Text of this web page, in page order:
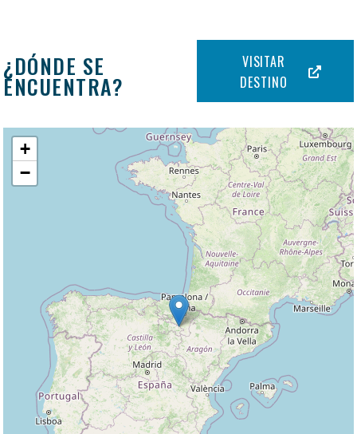
¿DÓNDE SE
ENCUENTRA?
VISITAR
DESTINO
+
−